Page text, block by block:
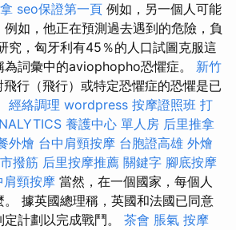
seo保證第一頁 例如，另一個人可能
如，他正在預測過去遇到的危險，負
究，匈牙利有45％的人口試圖克服這
為詞彙中的aviophopho恐懼症。 新竹
飛行（飛行）或特定恐懼症的恐懼是已
經絡調理 wordpress 按摩證照班 打
養護中心 單人房 后里推拿
外燴 台中肩頸按摩 台胞證高雄 外燴
撥筋 后里按摩推薦 關鍵字 腳底按摩
肩頸按摩 當然，在一個國家，每個人
據英國總理稱，英國和法國已同意
計劃以完成戰鬥。 茶會 脹氣 按摩